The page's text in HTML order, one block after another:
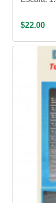
$22.00